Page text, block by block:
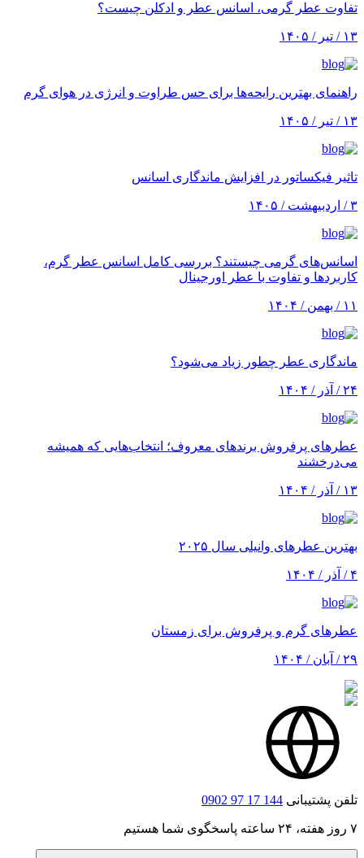
تفاوت عطر گرمی، اسانس عطر و ادکلن چیست؟
۱۳ / تیر / ۱۴۰۵
راهنمای بهترین رایحه‌ها برای حس طراوت و انرژی در هوای گرم
۱۳ / تیر / ۱۴۰۵
تاثیر فیکساتور در افزایش ماندگاری اسانس
۳ / اردبیهشت / ۱۴۰۵
اسانس‌های گرمی چیستند؟ بررسی کامل اسانس عطر گرم،
کاربردها و تفاوت با عطر اورجینال
۱۱ / بهمن / ۱۴۰۴
ماندگاری عطر چطور زیاد می‌شود؟
۲۴ / آذر / ۱۴۰۴
عطرهای پرفروش برندهای معروف؛ انتخاب‌هایی که همیشه
می‌درخشند
۱۳ / آذر / ۱۴۰۴
بهترین عطرهای وانیلی سال ۲۰۲۵
۴ / آذر / ۱۴۰۴
عطرهای گرم و پرفروش برای زمستان
۲۹ / آبان / ۱۴۰۴
تلفن پشتیبانی 0902 97 17 144
۷ روز هفته، ۲۴ ساعته پاسخگوی شما هستیم